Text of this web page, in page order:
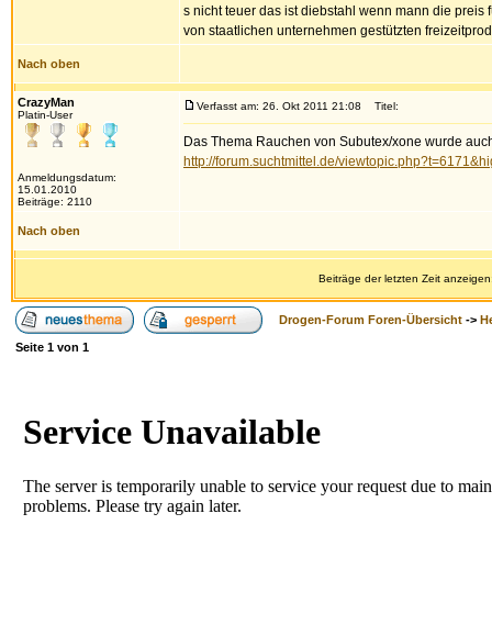
s nicht teuer das ist diebstahl wenn mann die preis
von staatlichen unternehmen gestützten
Nach oben
CrazyMan
Platin-User
Anmeldungsdatum:
15.01.2010
Beiträge: 2110
Verfasst am: 26. Okt 2011 21:08 Titel:
Das Thema Rauchen von Subutex/xone wurde
http://forum.suchtmittel.de/
Nach oben
Beiträge der letzten Zeit
Drogen-Forum Foren-Übersicht ->
Seite 1 von 1